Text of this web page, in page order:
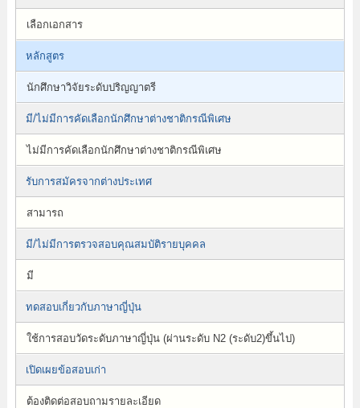
เลือกเอกสาร
หลักสูตร
นักศึกษาวิจัยระดับปริญญาตรี
มี/ไม่มีการคัดเลือกนักศึกษาต่างชาติกรณีพิเศษ
ไม่มีการคัดเลือกนักศึกษาต่างชาติกรณีพิเศษ
รับการสมัครจากต่างประเทศ
สามารถ
มี/ไม่มีการตรวจสอบคุณสมบัติรายบุคคล
มี
ทดสอบเกี่ยวกับภาษาญี่ปุ่น
ใช้การสอบวัดระดับภาษาญี่ปุ่น (ผ่านระดับ N2 (ระดับ2)ขึ้นไป)
เปิดเผยข้อสอบเก่า
ต้องติดต่อสอบถามรายละเอียด